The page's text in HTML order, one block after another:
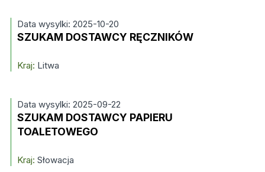
Data wysylki: 2025-10-20
SZUKAM DOSTAWCY RĘCZNIKÓW
Kraj: Litwa
Data wysylki: 2025-09-22
SZUKAM DOSTAWCY PAPIERU
TOALETOWEGO
Kraj: Słowacja